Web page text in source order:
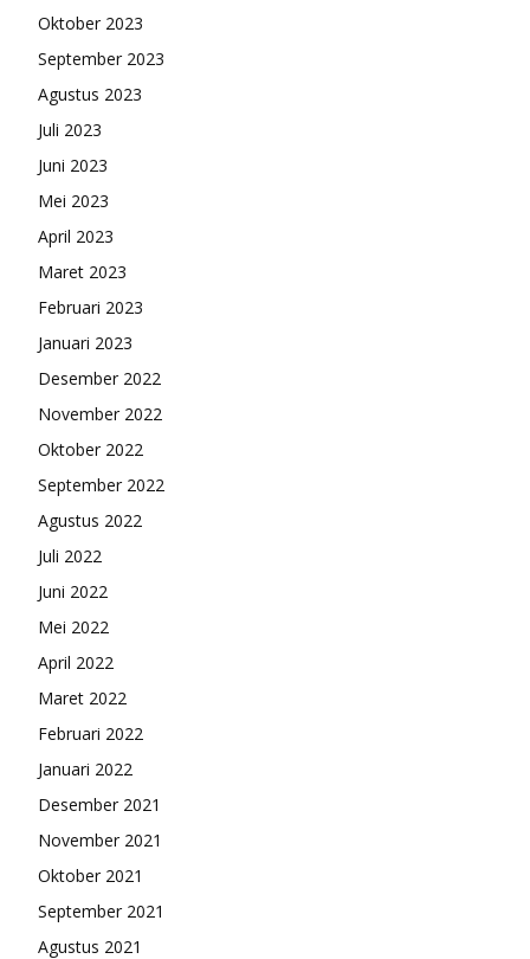
Oktober 2023
September 2023
Agustus 2023
Juli 2023
Juni 2023
Mei 2023
April 2023
Maret 2023
Februari 2023
Januari 2023
Desember 2022
November 2022
Oktober 2022
September 2022
Agustus 2022
Juli 2022
Juni 2022
Mei 2022
April 2022
Maret 2022
Februari 2022
Januari 2022
Desember 2021
November 2021
Oktober 2021
September 2021
Agustus 2021